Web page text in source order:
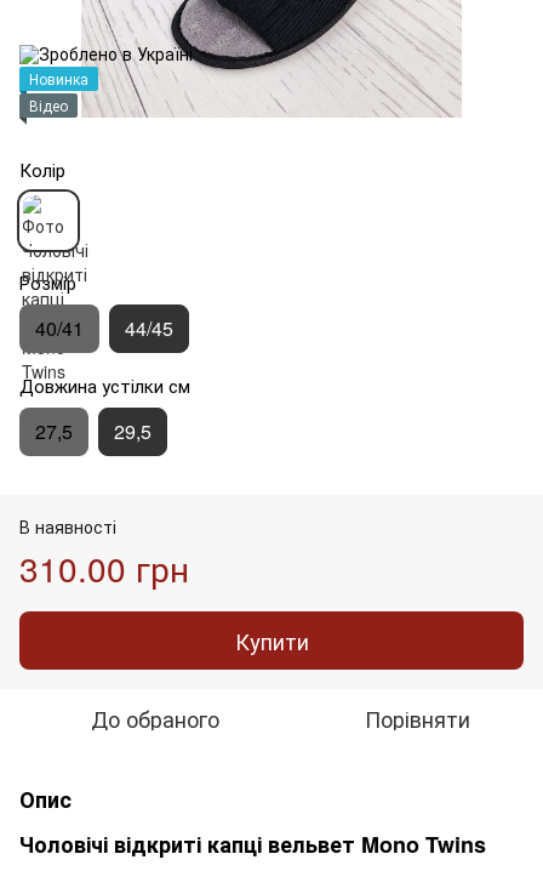
Новинка
Відео
Колір
Розмір
40/41 44/45
Довжина устілки см
27,5 29,5
В наявності
310.00 грн
Купити
До обраного Порівняти
Опис
Чоловічі відкриті капці вельвет Mono Twins